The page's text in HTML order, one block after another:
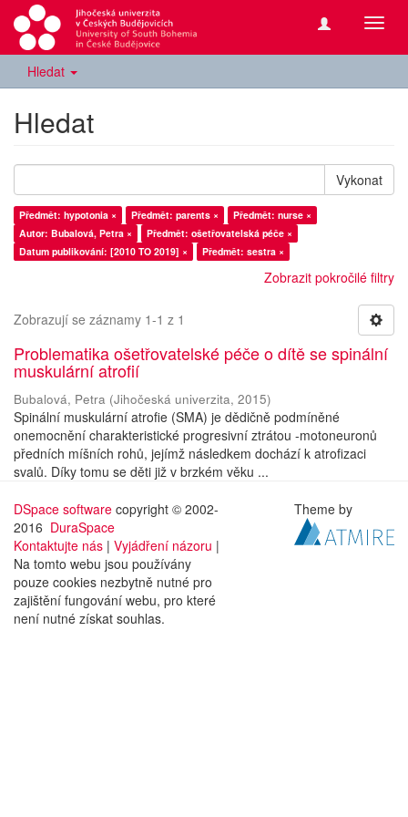
Hledat
Hledat
Vykonat
Předmět: hypotonia × Předmět: parents ×
Předmět: nurse ×
Autor: Bubalová, Petra ×
Předmět: ošetřovatelská péče ×
Datum publikování: [2010 TO 2019] ×
Předmět: sestra ×
Zobrazit pokročilé filtry
Zobrazují se záznamy 1-1 z 1
Problematika ošetřovatelské péče o dítě se spinální
muskulární atrofií
Bubalová, Petra (Jihočeská univerzita, 2015)
Spinální muskulární atrofie (SMA) je dědičně podmíněné
onemocnění charakteristické progresivní ztrátou -motoneuronů
předních míšních rohů, jejímž následkem dochází k atrofizaci
svalů. Díky tomu se děti již v brzkém věku ...
DSpace software copyright © 2002-
2016 DuraSpace
Kontaktujte nás | Vyjádření názoru |
Na tomto webu jsou používány
pouze cookies nezbytně nutné pro
zajištění fungování webu, pro které
není nutné získat souhlas.
Theme by